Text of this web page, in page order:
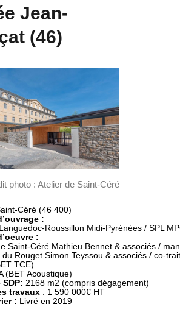
Jean-
(46)
photo : Atelier de Saint-Céré
Céré (46 400)
:
Saint-Céré Mathieu Bennet & associés /
du Rouget Simon Teyssou & associés / co-
TCE)
SDP:
travaux
: Livré en 2019